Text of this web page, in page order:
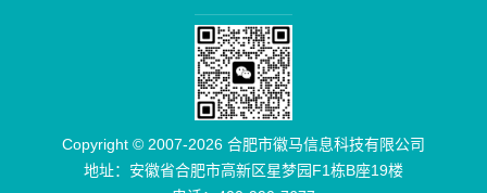
Copyright © 2007-2026 合肥市徽马信息科技有限公司
地址：安徽省合肥市高新区星梦园F1栋B座19楼